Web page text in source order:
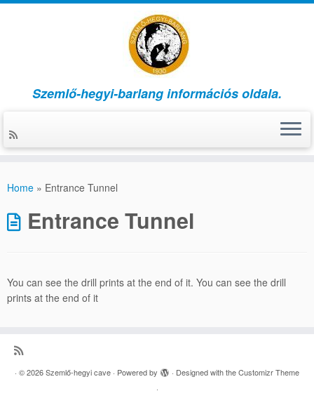
Szemlő-hegyi-barlang információs oldala.
Home » Entrance Tunnel
Entrance Tunnel
You can see the drill prints at the end of it. You can see the drill
prints at the end of it
· © 2026Szemlő-hegyi cave · Powered by · Designed with theCustomizr Theme
·